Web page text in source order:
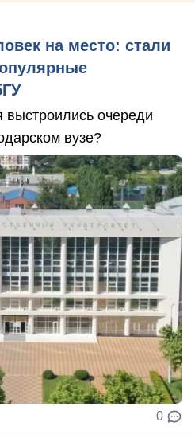
на место: стали
выстроились очереди
вузе?
0